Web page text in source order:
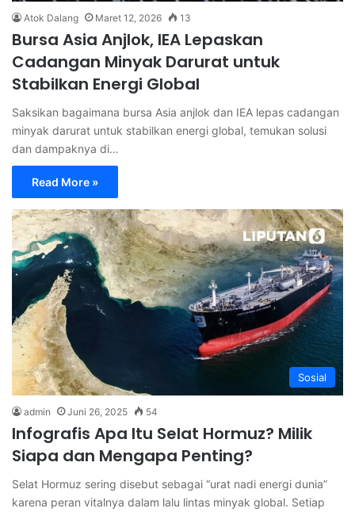
Atok Dalang Maret 12, 2026 13
Bursa Asia Anjlok, IEA Lepaskan
Cadangan Minyak Darurat untuk
Stabilkan Energi Global
Saksikan bagaimana bursa Asia anjlok dan IEA lepas cadangan
minyak darurat untuk stabilkan energi global, temukan solusi
dan dampaknya di…
Read More »
Sosial
admin Juni 26, 2025 54
Infografis Apa Itu Selat Hormuz? Milik
Siapa dan Mengapa Penting?
Selat Hormuz sering disebut sebagai “urat nadi energi dunia”
karena peran vitalnya dalam lalu lintas minyak global. Setiap